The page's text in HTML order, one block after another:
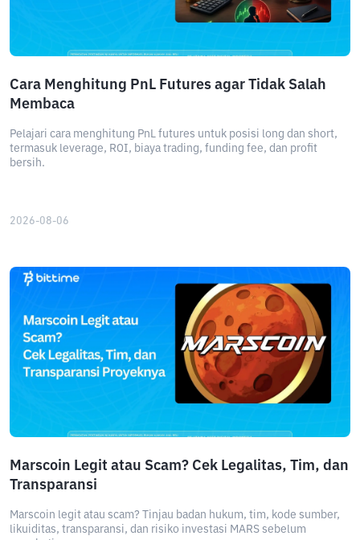
Cara Menghitung PnL Futures agar Tidak Salah
Membaca
Pelajari cara menghitung PnL futures untuk posisi long dan short,
termasuk leverage, ROI, biaya trading, funding fee, dan profit
bersih.
2026-08-06
Marscoin Legit atau Scam? Cek Legalitas, Tim, dan
Transparansi
Marscoin legit atau scam? Tinjau badan hukum, tim, kode sumber,
likuiditas, transparansi, dan risiko investasi MARS sebelum